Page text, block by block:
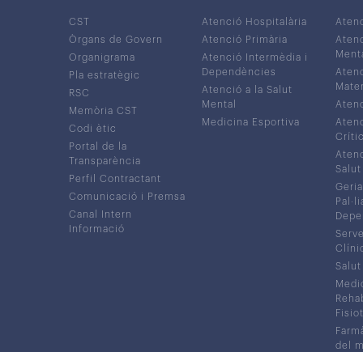
CST
Òrgans de Govern
Organigrama
Pla estratègic
RSC
Memòria CST
Codi ètic
Portal de la
Transparència
Perfil Contractant
Comunicació i Premsa
Canal Intern
Informació
Atenció Hospitalària
Atenció Primària
Atenció Intermèdia i
Dependències
Atenció a la Salut
Mental
Medicina Esportiva
del